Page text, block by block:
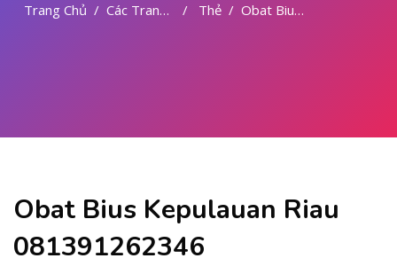
Trang Chủ Các Trang Của Hệ Thống Thẻ Obat Bius Kepulauan Riau 081391262346
Obat Bius Kepulauan Riau
081391262346